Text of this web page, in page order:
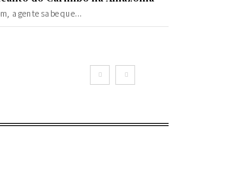
a gente sabe que...